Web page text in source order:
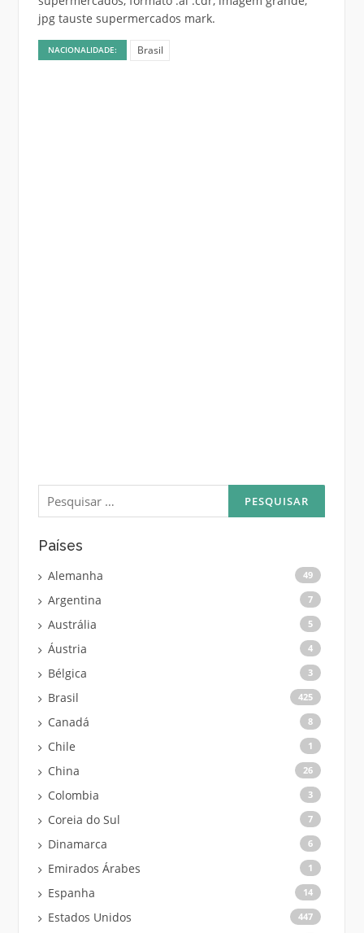
jpg tauste supermercados mark.
NACIONALIDADE: Brasil
Pesquisar
por:
Países
Alemanha 49
Argentina 7
Austrália 5
Áustria 4
Bélgica 3
Brasil 425
Canadá 8
Chile 1
China 26
Colombia 3
Coreia do Sul 7
Dinamarca 6
Emirados Árabes 1
Espanha 14
Estados Unidos 447